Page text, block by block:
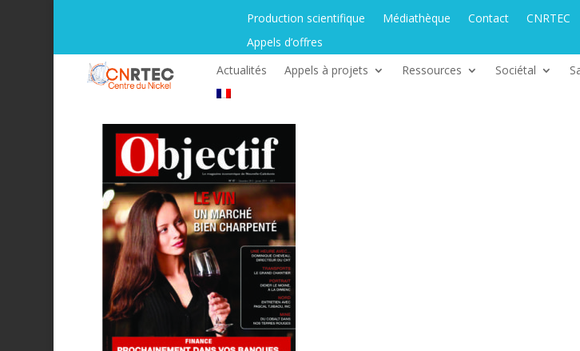
Production scientifique Médiathèque Contact
CNRTEC
Appels d’offres
Actualités
Appels à projets Ressources Sociétal